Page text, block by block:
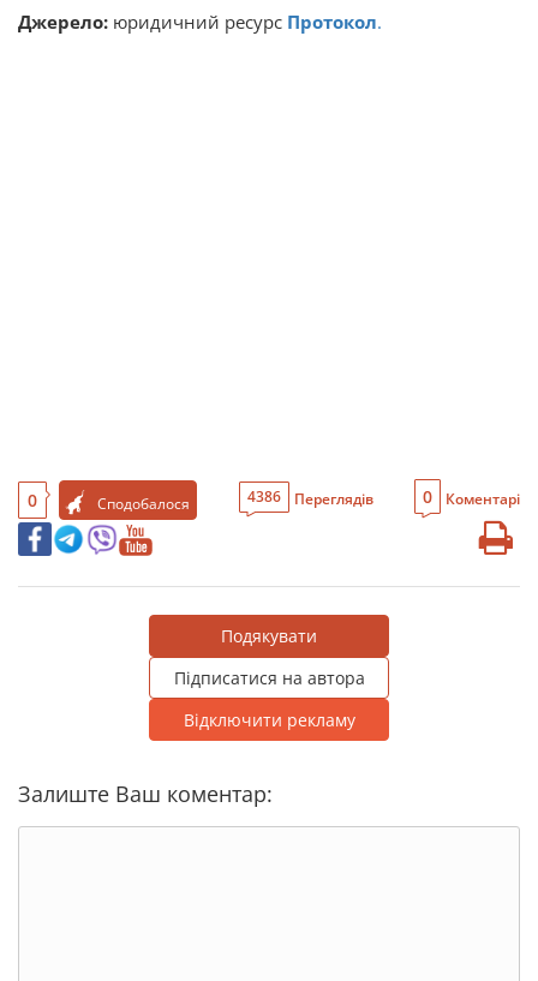
​​Джерело: юридичний ресурс Протокол.
0 Сподобалося 4386 Переглядів 0 Коментарі
Подякувати
Підписатися на автора
Відключити рекламу
Залиште Ваш коментар: